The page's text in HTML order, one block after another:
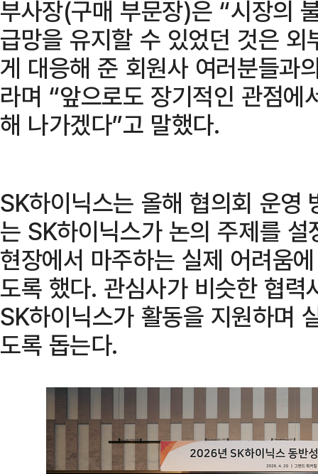
부사장(구매 부문장)은 “시장의
급망을 유지할 수 있었던 것은
게 대응해 준 회원사 여러분들과
라며 “앞으로도 장기적인 관점
해 나가겠다”고 말했다.
SK하이닉스는 올해 협의회 운영
는 SK하이닉스가 논의 주제를
현장에서 마주하는 실제 어려움
도록 했다. 관심사가 비슷한 협
SK하이닉스가 활동을 지원하며
도록 돕는다.